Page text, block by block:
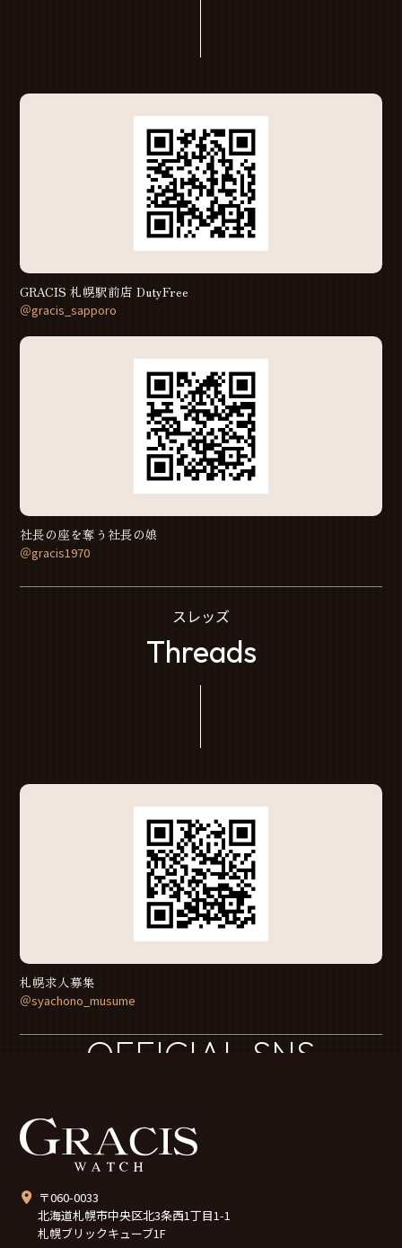
GRACIS 札幌駅前店 DutyFree
＠gracis_sapporo
社長の座を奪う社長の娘
＠gracis1970
スレッズ
Threads
札幌求人募集
＠syachono_musume
OFFICIAL SNS
〒060-0033
北海道札幌市中央区北3条西1丁目1-1
札幌ブリックキューブ1F